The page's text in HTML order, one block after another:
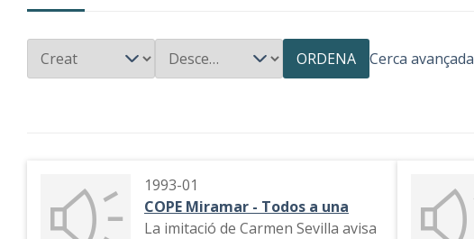
ORDENA Cerca avançada
1993-01
COPE Miramar - Todos a una
La imitació de Carmen Sevilla avisa